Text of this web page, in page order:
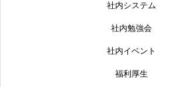
社内システム
社内勉強会
社内イベント
福利厚生